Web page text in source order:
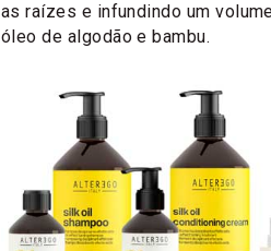
as raízes e infundindo um
óleo de algodão e bambu.